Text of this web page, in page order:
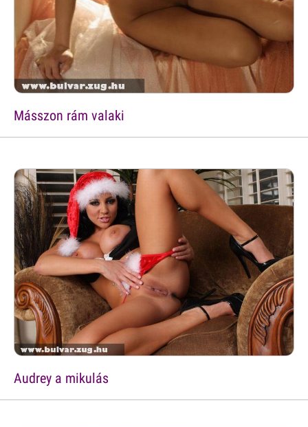
Másszon rám valaki
Audrey a mikulás